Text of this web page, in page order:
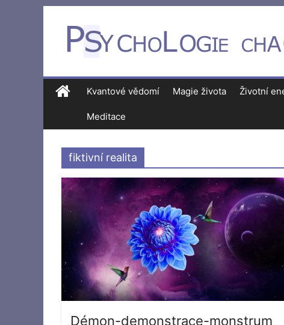
Kvantové vědomí Magie života Životní
Meditace
fiktivní realita
Démon-demonstrace-monstrum